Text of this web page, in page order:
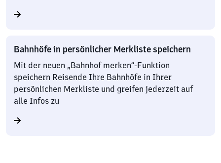
Bahnhöfe in persönlicher Merkliste speichern
Mit der neuen „Bahnhof merken“-Funktion
speichern Reisende Ihre Bahnhöfe in Ihrer
persönlichen Merkliste und greifen jederzeit auf
alle Infos zu